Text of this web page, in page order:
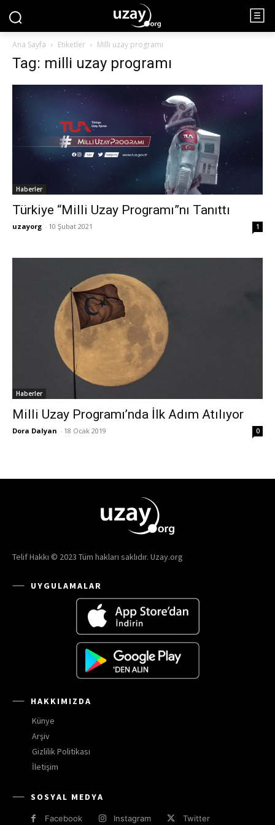
Ana Sayfa Etiketler Milli uzay programı
Tag: milli uzay programı
Haberler
Türkiye “Milli Uzay Programı”nı Tanıttı
uzayorg - 10 Şubat 2021 1
Haberler
Milli Uzay Programı’nda İlk Adım Atılıyor
Dora Dalyan - 18 Ocak 2019 0
Telif Hakkı © 2023 Tüm hakları saklıdır. Uzay.org
UYGULAMALAR
HAKKIMIZDA
Künye
Arşiv
Gizlilik Politikası
İletişim
SOSYAL MEDYA
Facebook Instagram Twitter